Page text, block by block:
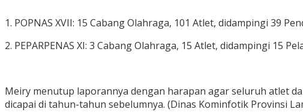
1. POPNAS XVII: 15 Cabang Olahraga, 101 Atlet, didampingi 39
2. PEPARPENAS XI: 3 Cabang Olahraga, 15 Atlet, didampingi 15
Meiry menutup laporannya dengan harapan agar seluruh atlet
dicapai di tahun-tahun sebelumnya. (Dinas Kominfotik Provinsi